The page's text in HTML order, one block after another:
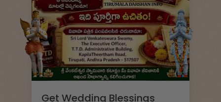
Get Wedding Blessings